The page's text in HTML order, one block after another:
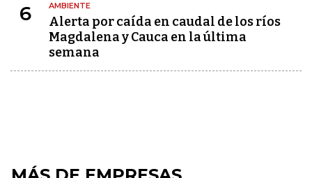
6 AMBIENTE
Alerta por caída en caudal de los ríos
Magdalena y Cauca en la última
semana